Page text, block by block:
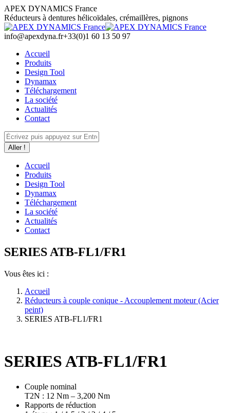
Aller
au
contenu
APEX DYNAMICS France
Réducteurs à dentures hélicoïdales, crémaillères, pignons
info@apexdyna.fr+33(0)1 60 13 50 97
Accueil
Produits
Design Tool
Dynamax
Téléchargement
La société
Actualités
Contact
Recherche
:
Accueil
Produits
Design Tool
Dynamax
Téléchargement
La société
Actualités
Contact
SERIES ATB-FL1/FR1
Vous êtes ici :
Accueil
Réducteurs à couple conique - Accouplement moteur (Acier
peint)
SERIES ATB-FL1/FR1
SERIES ATB-FL1/FR1
Couple nominal
T2N : 12 Nm – 3,200 Nm
Rapports de réduction